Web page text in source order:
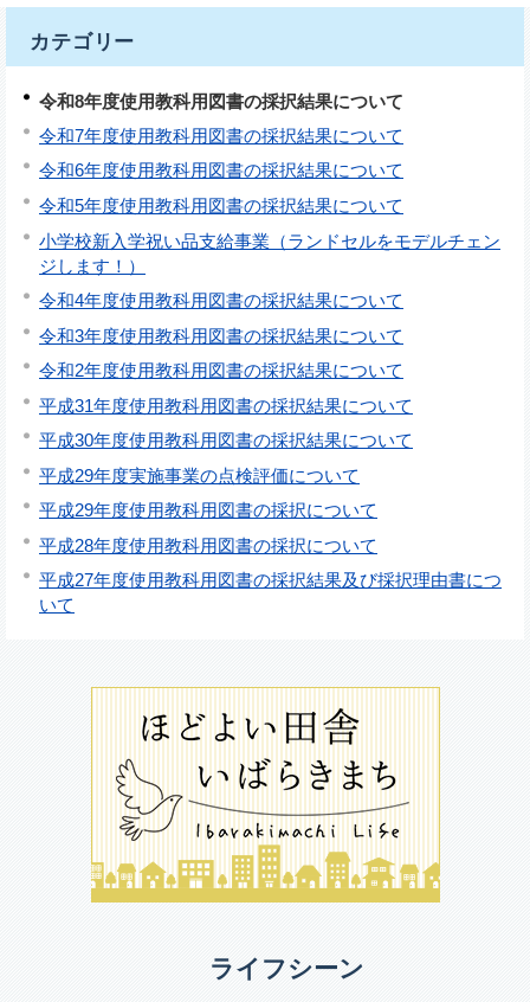
カテゴリー
令和8年度使用教科用図書の採択結果について
令和7年度使用教科用図書の採択結果について
令和6年度使用教科用図書の採択結果について
令和5年度使用教科用図書の採択結果について
小学校新入学祝い品支給事業（ランドセルをモデルチェン
ジします！）
令和4年度使用教科用図書の採択結果について
令和3年度使用教科用図書の採択結果について
令和2年度使用教科用図書の採択結果について
平成31年度使用教科用図書の採択結果について
平成30年度使用教科用図書の採択結果について
平成29年度実施事業の点検評価について
平成29年度使用教科用図書の採択について
平成28年度使用教科用図書の採択について
平成27年度使用教科用図書の採択結果及び採択理由書につ
いて
ライフシーン